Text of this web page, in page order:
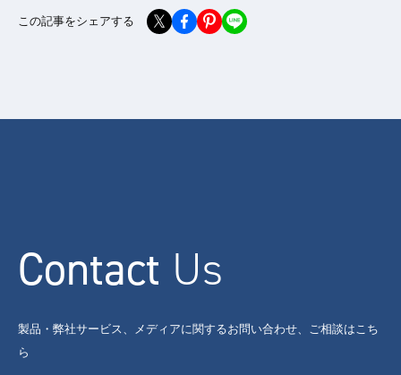
この記事をシェアする
Contact Us
製品・弊社サービス、メディアに関するお問い合わせ、ご相談はこち
ら